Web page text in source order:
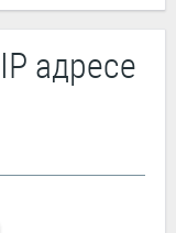
адресе